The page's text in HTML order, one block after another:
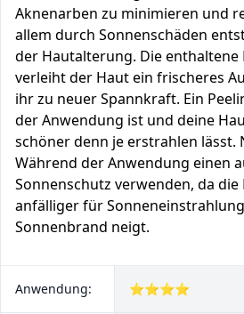
Aknenarben zu minimieren und
allem durch Sonnenschäden
der Hautalterung. Die enthaltene
verleiht der Haut ein frischeres
ihr zu neuer Spannkraft. Ein
der Anwendung ist und deine
schöner denn je erstrahlen lässt.
Während der Anwendung einen
Sonnenschutz verwenden, da
anfälliger für
Sonnenbrand neigt.
Anwendung: ⭐⭐⭐⭐